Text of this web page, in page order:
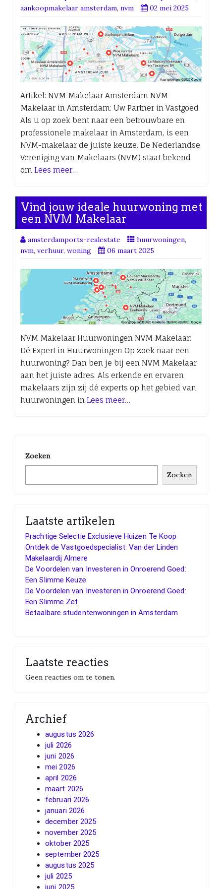
aankoopmakelaar amsterdam, nvm 02 mei 2025
Artikel: NVM Makelaar Amsterdam NVM
Makelaar in Amsterdam: Uw Partner in Vastgoed
Als u op zoek bent naar een betrouwbare en
professionele makelaar in Amsterdam, is een
NVM-makelaar de juiste keuze. De Nederlandse
Vereniging van Makelaars (NVM) staat bekend
om Lees meer…
Vind jouw ideale huurwoning met
een NVM Makelaar
amsterdamports-realestate huurwoningen,
nvm, verhuur, woning 06 maart 2025
NVM Makelaar Huurwoningen NVM Makelaar:
Dé Expert in Huurwoningen Op zoek naar een
huurwoning? Dan ben je bij een NVM Makelaar
aan het juiste adres. Als erkende en ervaren
makelaars zijn zij dé experts op het gebied van
huurwoningen in Lees meer…
Zoeken
Zoeken
Laatste artikelen
Prachtige Selectie Exclusieve Huizen Te Koop
Ontdek de Vastgoedspecialist: Van der Linden
Makelaardij Almere
De Voordelen van Investeren in Onroerend Goed:
Een Slimme Keuze
De Voordelen van Investeren in Onroerend Goed:
Een Slimme Zet
Betaalbare studentenwoningen in Amsterdam
Laatste reacties
Geen reacties om te tonen.
Archief
augustus 2026
juli 2026
juni 2026
mei 2026
april 2026
maart 2026
februari 2026
januari 2026
december 2025
november 2025
oktober 2025
september 2025
augustus 2025
juli 2025
juni 2025